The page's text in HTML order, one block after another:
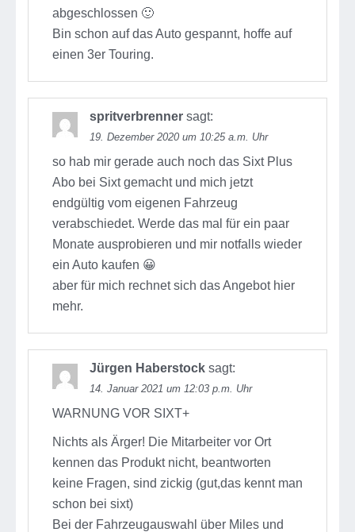
abgeschlossen 🙂
Bin schon auf das Auto gespannt, hoffe auf
einen 3er Touring.
spritverbrenner sagt:
19. Dezember 2020 um 10:25 a.m. Uhr
so hab mir gerade auch noch das Sixt Plus
Abo bei Sixt gemacht und mich jetzt
endgültig vom eigenen Fahrzeug
verabschiedet. Werde das mal für ein paar
Monate ausprobieren und mir notfalls wieder
ein Auto kaufen 😀
aber für mich rechnet sich das Angebot hier
mehr.
Jürgen Haberstock sagt:
14. Januar 2021 um 12:03 p.m. Uhr
WARNUNG VOR SIXT+
Nichts als Ärger! Die Mitarbeiter vor Ort
kennen das Produkt nicht, beantworten
keine Fragen, sind zickig (gut,das kennt man
schon bei sixt)
Bei der Fahrzeugauswahl über Miles und